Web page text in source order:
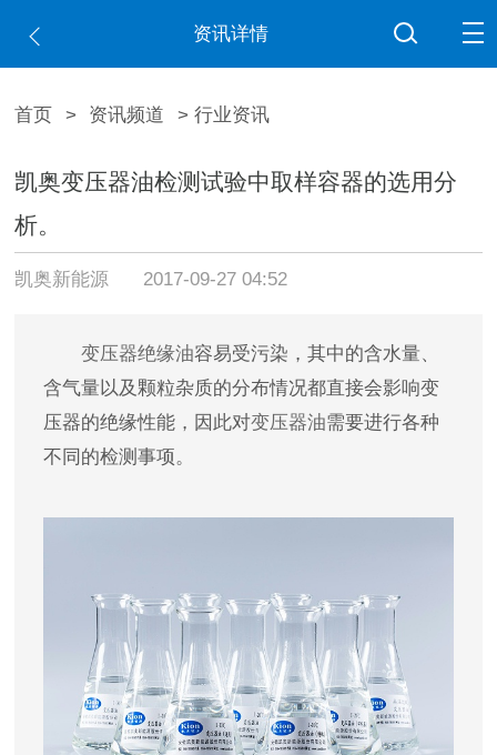
资讯详情
首页 > 资讯频道 > 行业资讯
凯奥变压器油检测试验中取样容器的选用分
析。
凯奥新能源 2017-09-27 04:52
变压器绝缘油容易受污染，其中的含水量、
含气量以及颗粒杂质的分布情况都直接会影响变
压器的绝缘性能，因此对变压器油需要进行各种
不同的检测事项。